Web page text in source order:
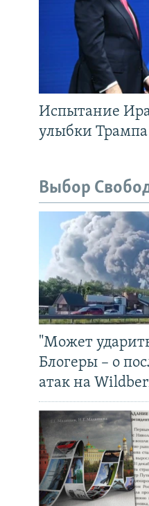
Испытание
улыбки
Выбор
"Может
Блогеры – о
атак на